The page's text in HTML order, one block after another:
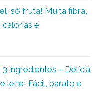
só fruta! Muita fibra,
calorias e
ingredientes – Delícia
leite! Fácil, barato e